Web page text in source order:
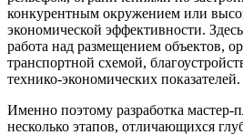
конкурентным окружением или
экономической эффективности. Здесь
работа над размещением объектов,
транспортной схемой,
технико-экономических показателей.
Именно поэтому разработка мастер-
несколько этапов, отличающихся